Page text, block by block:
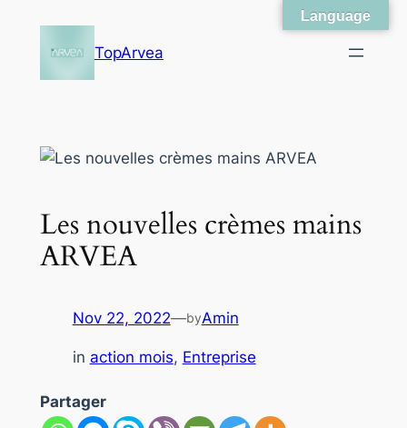
TopArvea
Les nouvelles crèmes mains
ARVEA
Nov 22, 2022—byAmin
in action mois, Entreprise
Partager
Language